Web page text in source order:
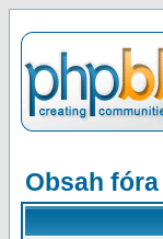
Obsah